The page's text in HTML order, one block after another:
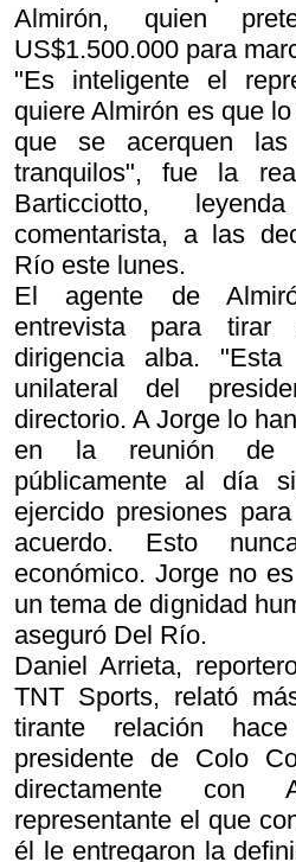
Almirón, quien
US$1.500.000 para
"Es inteligente el
quiere Almirón es que
que se acerquen
tranquilos", fue la
Barticciotto,
comentarista, a las
Río este lunes.
El agente de
entrevista para
dirigencia alba.
unilateral del
directorio. A Jorge lo
en la reunión de
públicamente al día
ejercido presiones
acuerdo. Esto
económico. Jorge no
un tema de dignidad
aseguró Del Río.
Daniel Arrieta,
TNT Sports, relató
tirante relación
presidente de Colo
directamente con
representante el que
él le entregaron la